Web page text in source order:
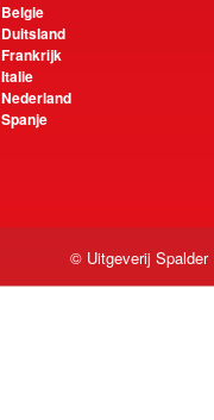
Belgie
Duitsland
Frankrijk
Italie
Nederland
Spanje
© Uitgeverij